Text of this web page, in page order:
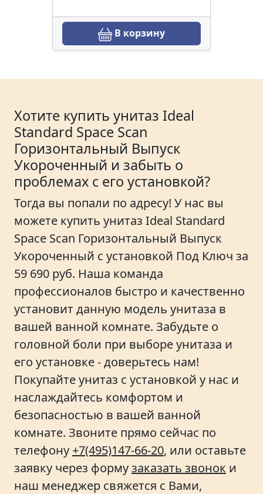
В корзину
Хотите купить унитаз Ideal
Standard Space Scan
Горизонтальный Выпуск
Укороченный и забыть о
проблемах с его установкой?
Тогда вы попали по адресу! У нас вы
можете купить унитаз Ideal Standard
Space Scan Горизонтальный Выпуск
Укороченный с установкой Под Ключ за
59 690 руб. Наша команда
профессионалов быстро и качественно
установит данную модель унитаза в
вашей ванной комнате. Забудьте о
головной боли при выборе унитаза и
его установке - доверьтесь нам!
Покупайте унитаз с установкой у нас и
наслаждайтесь комфортом и
безопасностью в вашей ванной
комнате. Звоните прямо сейчас по
телефону +7(495)147-66-20, или оставьте
заявку через формузаказать звонок и
наш менеджер свяжется с Вами,